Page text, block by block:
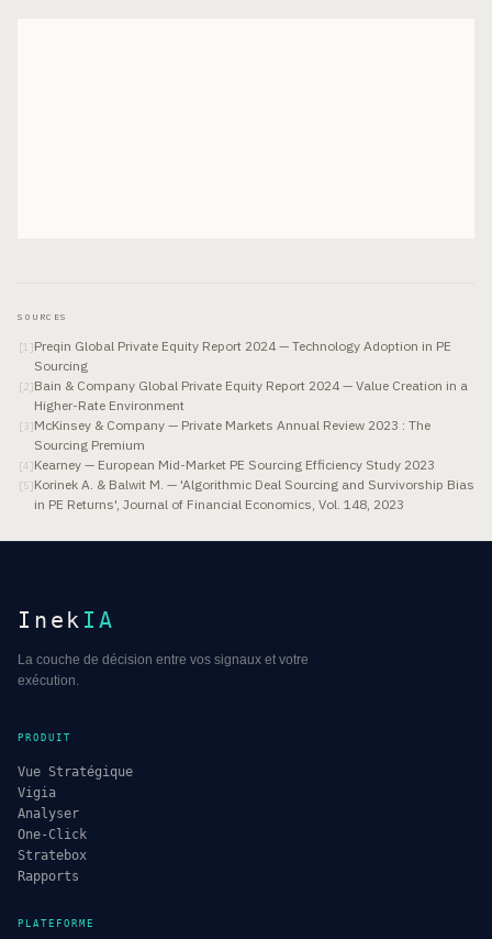
SOURCES
[1 ]Preqin Global Private Equity Report 2024 — Technology Adoption in PE
Sourcing
[2]Bain & Company Global Private Equity Report 2024 — Value Creation in a
Higher-Rate Environment
[ 3]McKinsey & Company — Private Markets Annual Review 2023 : The
Sourcing Premium
[4 ]Kearney — European Mid-Market PE Sourcing Efficiency Study 2023
[5]Korinek A. & Balwit M. — 'Algorithmic Deal Sourcing and Survivorship Bias
in PE Returns', Journal of Financial Economics, Vol. 148, 2023
Inek IA
La couche de décision entre vos signaux et votre
exécution.
PRODUIT
Vue Stratégique
Vigia
Analyser
One-Click
Stratebox
Rapports
PLATEFORME